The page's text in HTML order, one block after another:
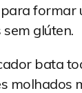
formar
glúten.
bata
molhados